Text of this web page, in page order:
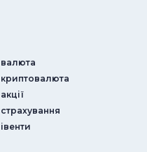
валюта
криптовалюта
акції
страхування
iвенти